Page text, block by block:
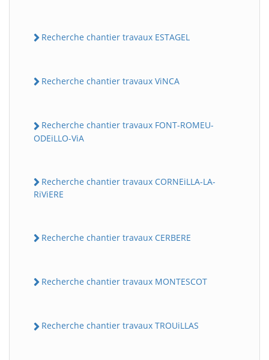
Recherche chantier travaux ESTAGEL
Recherche chantier travaux ViNCA
Recherche chantier travaux FONT-ROMEU-
ODEiLLO-ViA
Recherche chantier travaux CORNEiLLA-LA-
RiViERE
Recherche chantier travaux CERBERE
Recherche chantier travaux MONTESCOT
Recherche chantier travaux TROUiLLAS